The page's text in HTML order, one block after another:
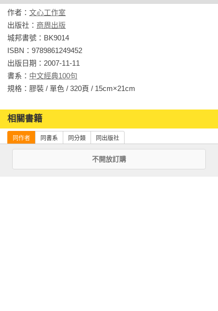
謝明輝
國立中山大學文學博士，現任亞洲大學通識中心專案助理教
授，曾任教中山大學等六校。曾獲100年臺南市社會優秀青年
獎、中山大學教學優良課程獎、亞州大學創新教材獎和學術研
究獎勵，並獲中山大學文學院創院以來首位獲有發明專利證書
者之榮譽。著有《中唐山水詩研究》等十本書，以及二十餘篇
學術論文。
台北市立大學中國語文學系博士，於台灣科技大學、台灣警察
專科學校兼任，講授戲劇選讀、現代戲劇欣賞與習作、閱讀與
作文等課程，並常透過各種教學活動，增益學生學習效能與多
作者： 文心工作室
出版社： 商周出版
城邦書號：BK9014
ISBN：9789861249452
出版日期：2007-11-11
書系： 中文經典100句
規格：膠裝 / 單色 / 320頁 / 15cm×21cm
相關書籍
同作者 同書系 同分類 同出版社
不開放訂購